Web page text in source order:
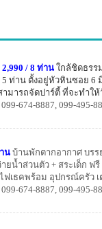
/ 8 ท่าน ใกล้ชิดธรร
5 ท่าน ตั้งอยู่หัวหินซอย 6
ามารถจัดปาร์ตี้ ที่จะทำ
674-8887, 099-495-
น บ้านพักตากอากาศ บร
น้ำส่วนตัว + สระเด็ก ฟ
ฟเธคพร้อม อุปกรณ์ครัว เ
674-8887, 099-495-